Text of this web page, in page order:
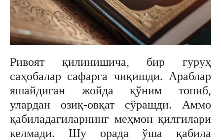
Ривоят қилинишича, бир гуруҳ
саҳобалар сафарга чиқишди. Араблар
яшайдиган жойда қўним топиб,
улардан озиқ-овқат сўрашди. Аммо
қабиладагиларнинг меҳмон қилгилари
келмади. Шу орада ўша қабила